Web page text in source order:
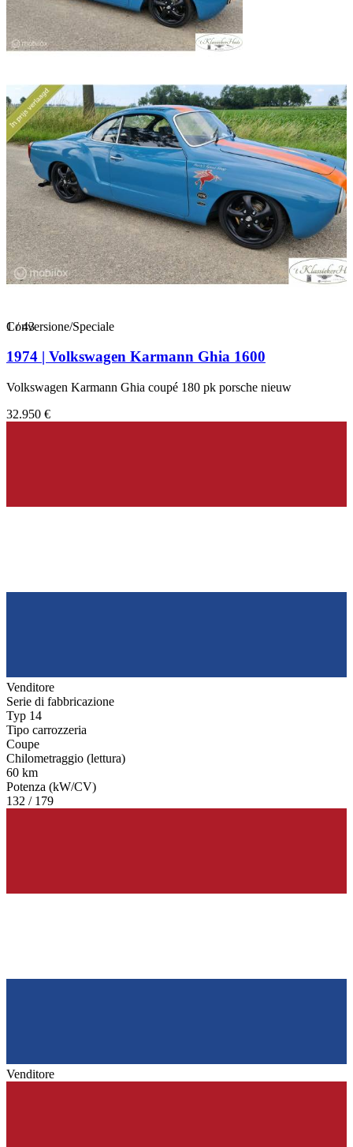
1/43
Conversione/Speciale
1974 | Volkswagen Karmann Ghia 1600
Volkswagen Karmann Ghia coupé 180 pk porsche nieuw
32.950 €
Venditore
Serie di fabbricazione
Typ 14
Tipo carrozzeria
Coupe
Chilometraggio (lettura)
60 km
Potenza (kW/CV)
132 / 179
Venditore